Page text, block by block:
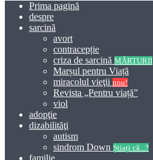
Prima pagină
despre
sarcină
avort
contracepție
criza de sarcină MĂRTURII
Marșul pentru Viață
miracolul vieţii nou!
Revista „Pentru viață”
viol
adopţie
dizabilităţi
autism
sindrom Down Știați că...?
familie